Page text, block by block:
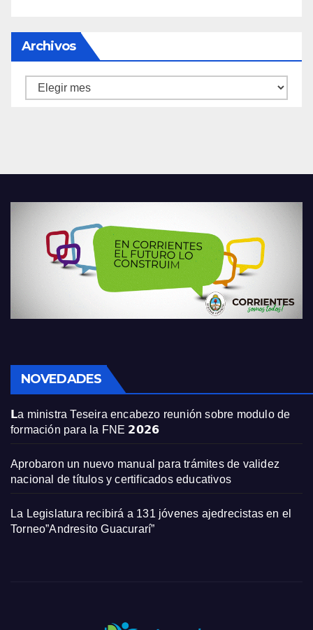
Archivos
Archivos
NOVEDADES
𝗟a ministra Teseira encabezo reunión sobre modulo de
formación para la FNE 𝟮𝟬𝟮𝟲
Aprobaron un nuevo manual para trámites de validez
nacional de títulos y certificados educativos
La Legislatura recibirá a 131 jóvenes ajedrecistas en el
Torneo”Andresito Guacurarí”